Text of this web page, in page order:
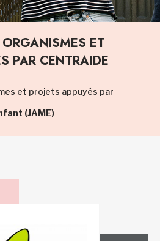
ORGANISMES ET
PAR CENTRAIDE
et projets appuyés par
(JAME)